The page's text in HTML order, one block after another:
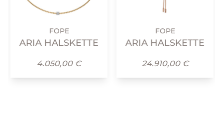
FOPE
ARIA HALSKETTE
4.050,00 €
FOPE
ARIA HALSKETTE
24.910,00 €